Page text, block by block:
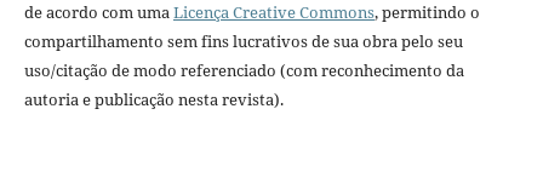
de acordo com umaLicença Creative Commons, permitindo o
compartilhamento sem fins lucrativos de sua obra pelo seu
uso/citação de modo referenciado (com reconhecimento da
autoria e publicação nesta revista).